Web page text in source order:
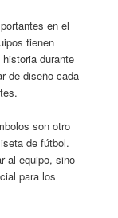
en el
tienen
durante
de diseño cada
son otro
de fútbol.
al equipo, sino
para los